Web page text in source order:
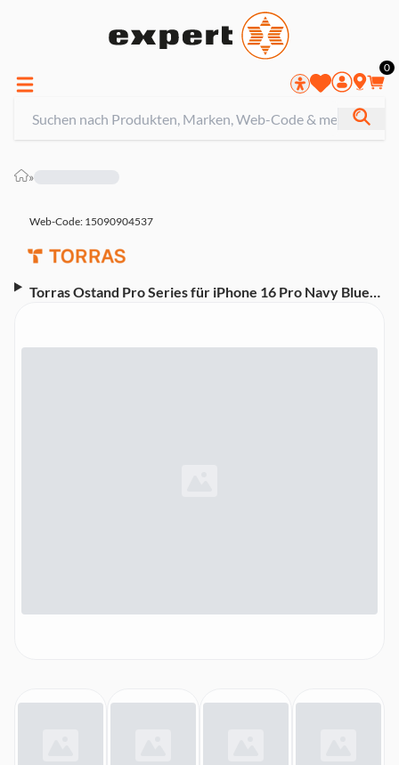
0
»
Web-Code: 15090904537
Torras Ostand Pro Series für iPhone 16 Pro Navy Blue